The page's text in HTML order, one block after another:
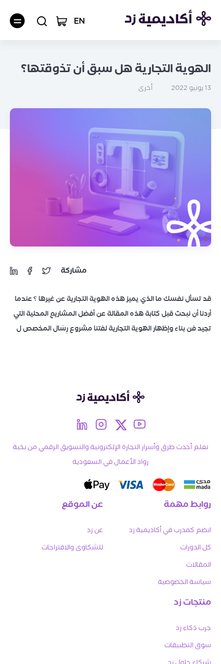
EN
الهوية التجارية هل سبق أن تذوقتها؟
أخرى
مشاركة
قد تسأل نفسك ما الذي يميز هذه الهوية التجارية عن غيرها ؟ عندما
أردنا أن نبحث قبل كتابة هذه المقالة عن أفضل المشاريع المحلية التي
تجيد فن بناء وإظهار الهوية التجارية لفتنا مشروع رِسَال المخصص ل
تعلم أحدث طرق وأسرار التجارة الإلكترونية والتسويق الرقمي من نخبة
رواد الأعمال في السعودية
روابط مهمة
انضم كمدرب في أكاديمية زد
كل الدورات
المقالات
سياسة الخصوصية
عن الموقع
عن زد
للشكاوى والاقتراحات
منتجات زد
جرب ذكاء زد
سوق التطبيقات